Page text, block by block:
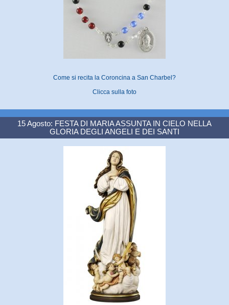
Come si recita la Coroncina a San Charbel?
Clicca sulla foto
15 Agosto: FESTA DI MARIA ASSUNTA IN CIELO NELLA
GLORIA DEGLI ANGELI E DEI SANTI